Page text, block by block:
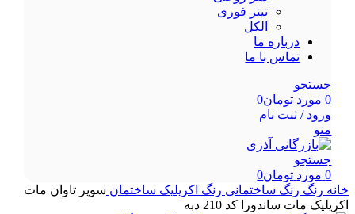
تینر فوری
الکل
درباره ما
تماس با ما
جستجو
0 مورد تومان0
ورود / ثبت نام
منو
جستجو
0 مورد تومان0
خانه رنگ رنگ ساختمانی رنگ اکریلیک ساختمان سوپر تاوان مات
اکریلیک مات ساندورا کد 210 دبه